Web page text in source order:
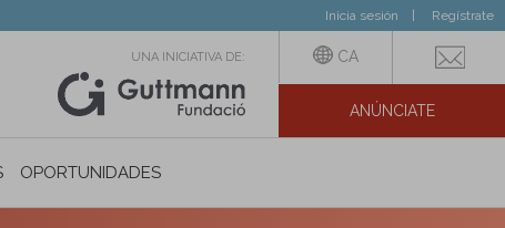
Inicia sesión Regístrate
UNA INICIATIVA DE: CA
ANÚNCIATE
SOCIAL
OPORTUNIDADES